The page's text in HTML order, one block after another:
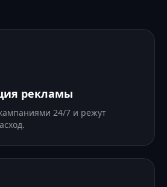
рекламы
24/7 и режут